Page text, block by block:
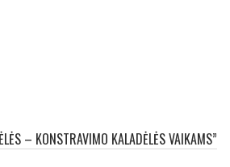
– KONSTRAVIMO KALADĖLĖS VAIKAMS”